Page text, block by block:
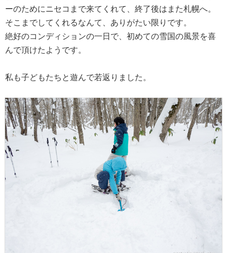
ーのためにニセコまで来てくれて、終了後はまた札幌へ。
そこまでしてくれるなんて、ありがたい限りです。
絶好のコンディションの一日で、初めての雪国の風景を喜
んで頂けたようです。
私も子どもたちと遊んで若返りました。